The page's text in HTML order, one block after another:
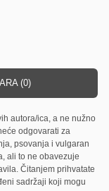
(0)
autora/ica, a ne nužno
odgovarati za
psovanja i vulgaran
ali to ne obavezuje
Čitanjem prihvatate
sadržaji koji mogu